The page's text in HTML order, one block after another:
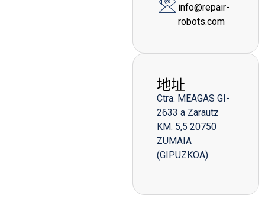
info@repair-
robots.com
地址
Ctra. MEAGAS GI-
2633 a Zarautz
KM. 5,5 20750
ZUMAIA
(GIPUZKOA)